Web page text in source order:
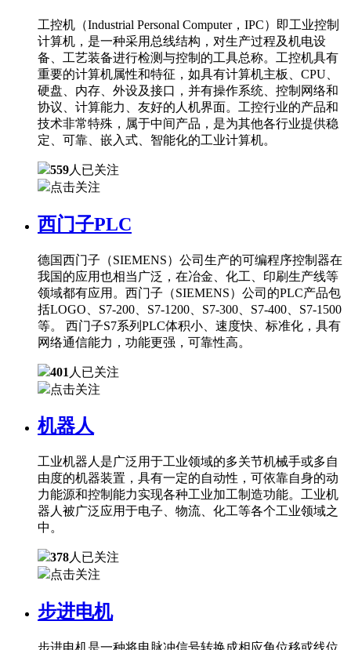
工控机（Industrial Personal Computer，IPC）即工业控制
计算机，是一种采用总线结构，对生产过程及机电设
备、工艺装备进行检测与控制的工具总称。工控机具有
重要的计算机属性和特征，如具有计算机主板、CPU、
硬盘、内存、外设及接口，并有操作系统、控制网络和
协议、计算能力、友好的人机界面。工控行业的产品和
技术非常特殊，属于中间产品，是为其他各行业提供稳
定、可靠、嵌入式、智能化的工业计算机。
559人已关注
点击关注
西门子PLC
德国西门子（SIEMENS）公司生产的可编程序控制器在
我国的应用也相当广泛，在冶金、化工、印刷生产线等
领域都有应用。西门子（SIEMENS）公司的PLC产品包
括LOGO、S7-200、S7-1200、S7-300、S7-400、S7-1500
等。 西门子S7系列PLC体积小、速度快、标准化，具有
网络通信能力，功能更强，可靠性高。
401 人已关注
点击关注
机器人
工业机器人是广泛用于工业领域的多关节机械手或多自
由度的机器装置，具有一定的自动性，可依靠自身的动
力能源和控制能力实现各种工业加工制造功能。工业机
器人被广泛应用于电子、物流、化工等各个工业领域之
中。
378人已关注
点击关注
步进电机